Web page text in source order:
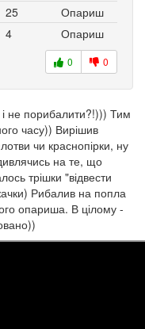
25
Опариш
4 Опариш
0 0
не порибалити?!))) Тим
часу)) Вирішив
чи краснопірки, ну
на те, що
трішки "відвести
Рибалив на попла
опариша. В цілому -